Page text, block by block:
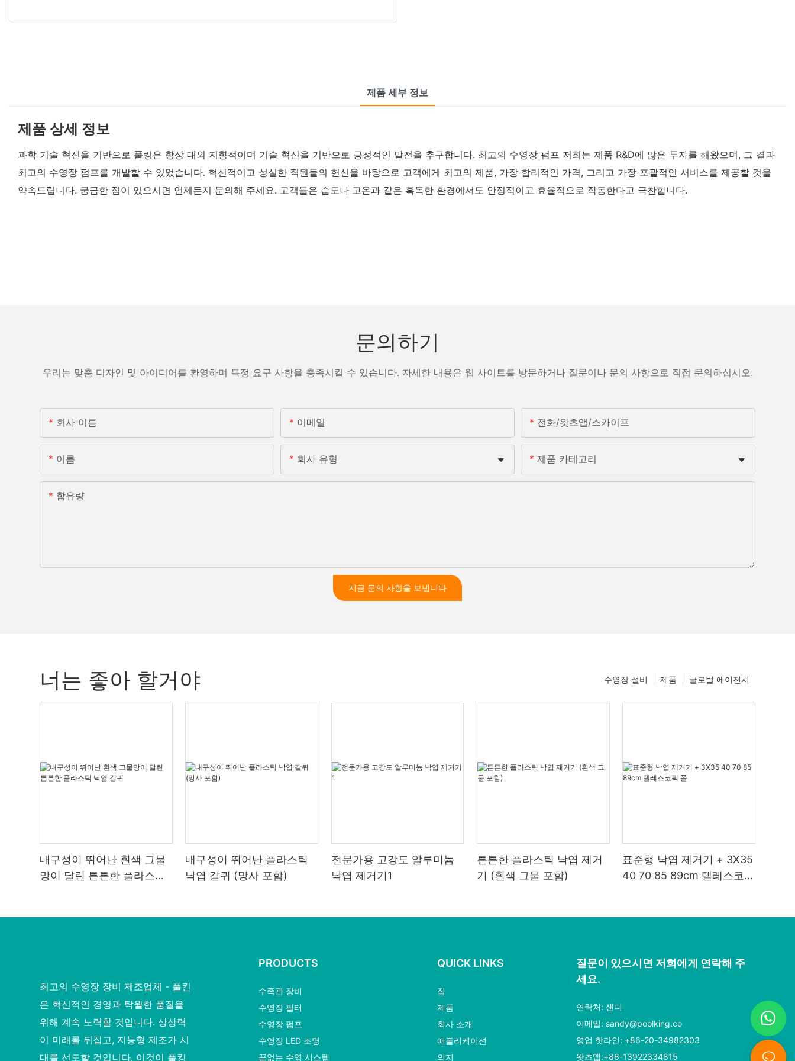
제품 세부 정보
제품 상세 정보
과학 기술 혁신을 기반으로 풀킹은 항상 대외 지향적이며 기술 혁신을 기반으로 긍정적인 발전을 추구합니다. 최고의 수영장 펌프 저희는 제품 R&D에 많은 투자를 해왔으며, 그 결과
최고의 수영장 펌프를 개발할 수 있었습니다. 혁신적이고 성실한 직원들의 헌신을 바탕으로 고객에게 최고의 제품, 가장 합리적인 가격, 그리고 가장 포괄적인 서비스를 제공할 것을
약속드립니다. 궁금한 점이 있으시면 언제든지 문의해 주세요. 고객들은 습도나 고온과 같은 혹독한 환경에서도 안정적이고 효율적으로 작동한다고 극찬합니다.
문의하기
우리는 맞춤 디자인 및 아이디어를 환영하며 특정 요구 사항을 충족시킬 수 있습니다. 자세한 내용은 웹 사이트를 방문하거나 질문이나 문의 사항으로 직접 문의하십시오.
회사 이름 이메일 전화/왓츠앱/스카이프
이름 회사 유형 제품 카테고리
함유량
지금 문의 사항을 보냅니다
너는 좋아 할거야 글로벌 에이전시
제품
수영장 설비
내구성이 뛰어난 흰색 그물
망이 달린 튼튼한 플라스틱
내구성이 뛰어난 플라스틱
낙엽 갈퀴 (망사 포함)
전문가용 고강도 알루미늄
낙엽 제거기1
튼튼한 플라스틱 낙엽 제거
기 (흰색 그물 포함)
표준형 낙엽 제거기 + 3X35
40 70 85 89cm 텔레스코픽
최고의 수영장 장비 제조업체 - 풀킨
은 혁신적인 경영과 탁월한 품질을
위해 계속 노력할 것입니다. 상상력
이 미래를 뒤집고, 지능형 제조가 시
대를 선도할 것입니다. 이것이 풀킹
PRODUCTS
수족관 장비
수영장 필터
수영장 펌프
수영장 LED 조명
끝없는 수영 시스템
QUICK LINKS
집
제품
회사 소개
애플리케이션
의지
질문이 있으시면 저희에게 연락해 주
세요.
연락처: 샌디
이메일:sandy@poolking.co
영업 핫라인: +86-20-34982303
왓츠앱:+86-13922334815